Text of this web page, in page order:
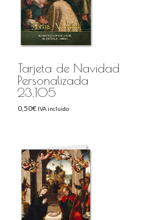
Tarjeta de Navidad
Personalizada
23.105
0,50€ IVA incluido